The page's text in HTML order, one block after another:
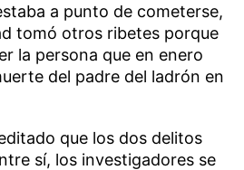
a punto de cometerse,
tomó otros ribetes porque
la persona que en enero
del padre del ladrón en
que los dos delitos
sí, los investigadores se